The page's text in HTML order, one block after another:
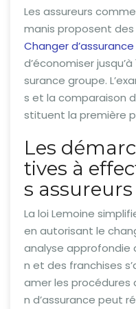
Les assureurs
manis proposent
Changer
d’économiser
surance groupe.
s et la comparaison
stituent la première
Les
tives à
s assureurs
La loi Lemoine
en autorisant le
analyse approfondie
n et des franchises
amer les procédures
n d’assurance peut